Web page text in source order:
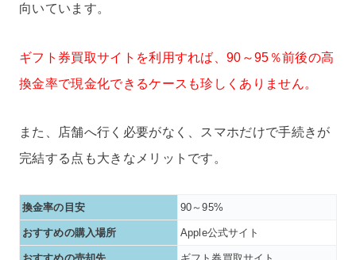
向いています。
ギフト券買取サイトを利用すれば、90～95％前後の高
換金率で現金化できるケースも珍しくありません。
また、店舗へ行く必要がなく、スマホだけで手続きが
完結する点も大きなメリットです。
換金率の目安 90～95%
おすすめの購入場所 Apple公式サイト